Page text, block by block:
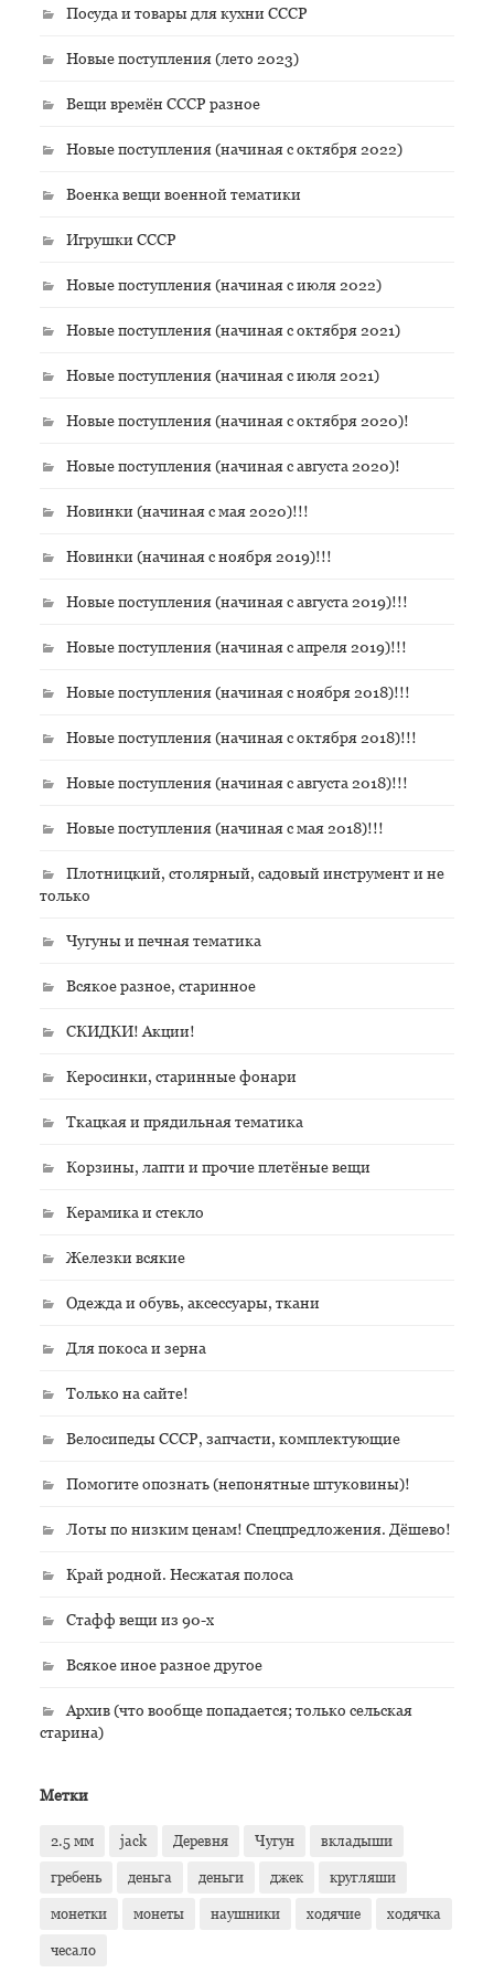
Посуда и товары для кухни СССР
Новые поступления (лето 2023)
Вещи времён СССР разное
Новые поступления (начиная с октября 2022)
Военка вещи военной тематики
Игрушки СССР
Новые поступления (начиная с июля 2022)
Новые поступления (начиная с октября 2021)
Новые поступления (начиная с июля 2021)
Новые поступления (начиная с октября 2020)!
Новые поступления (начиная с августа 2020)!
Новинки (начиная с мая 2020)!!!
Новинки (начиная с ноября 2019)!!!
Новые поступления (начиная с августа 2019)!!!
Новые поступления (начиная с апреля 2019)!!!
Новые поступления (начиная с ноября 2018)!!!
Новые поступления (начиная с октября 2018)!!!
Новые поступления (начиная с августа 2018)!!!
Новые поступления (начиная с мая 2018)!!!
Плотницкий, столярный, садовый инструмент и не
только
Чугуны и печная тематика
Всякое разное, старинное
СКИДКИ! Акции!
Керосинки, старинные фонари
Ткацкая и прядильная тематика
Корзины, лапти и прочие плетёные вещи
Керамика и стекло
Железки всякие
Одежда и обувь, аксессуары, ткани
Для покоса и зерна
Только на сайте!
Велосипеды СССР, запчасти, комплектующие
Помогите опознать (непонятные штуковины)!
Лоты по низким ценам! Спецпредложения. Дёшево!
Край родной. Несжатая полоса
Стафф вещи из 90-х
Всякое иное разное другое
Архив (что вообще попадается; только сельская
старина)
Метки
2.5 мм jack Деревня Чугун вкладыши
гребень деньга деньги джек кругляши
монетки монеты наушники ходячие ходячка
чесало